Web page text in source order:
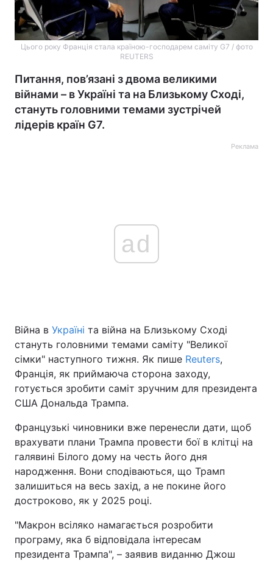
Цього року Франція стала країною-господарем саміту G7 / фото
REUTERS
Питання, пов’язані з двома великими
війнами – в Україні та на Близькому Сході,
стануть головними темами зустрічей
лідерів країн G7.
Реклама
ad
Війна в Україні та війна на Близькому Сході
стануть головними темами саміту "Великої
сімки" наступного тижня. Як пише Reuters,
Франція, як приймаюча сторона заходу,
готується зробити саміт зручним для президента
США Дональда Трампа.
Французькі чиновники вже перенесли дати, щоб
врахувати плани Трампа провести бої в клітці на
галявині Білого дому на честь його дня
народження. Вони сподіваються, що Трамп
залишиться на весь захід, а не покине його
достроково, як у 2025 році.
"Макрон всіляко намагається розробити
програму, яка б відповідала інтересам
президента Трампа", – заявив виданню Джош